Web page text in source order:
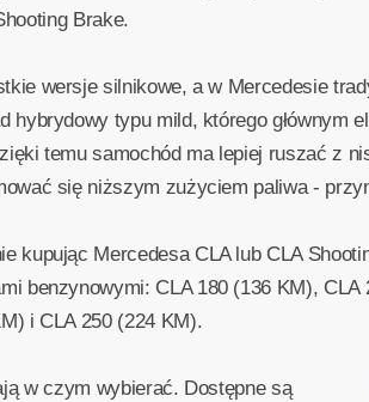
Brake.
wersje silnikowe, a w Mercedesie
hybrydowy typu mild, którego
temu samochód ma lepiej ruszać z
się niższym zużyciem paliwa -
kupując Mercedesa CLA lub CLA
benzynowymi: CLA 180 (136 KM),
i CLA 250 (224 KM).
w czym wybierać. Dostępne są